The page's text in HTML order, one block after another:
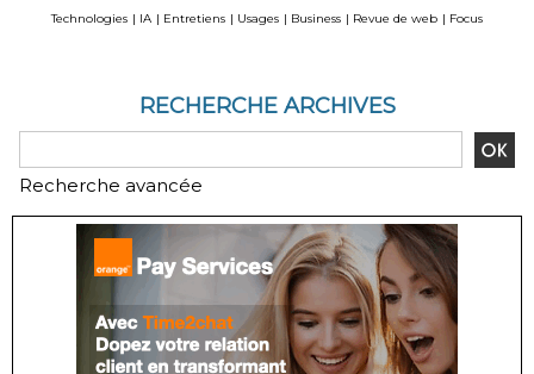
Technologies | IA | Entretiens | Usages | Business | Revue de web | Focus
RECHERCHE ARCHIVES
Recherche avancée